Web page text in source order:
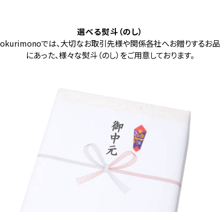
選べる熨斗（のし）
okurimonoでは、大切なお取引先様や関係各社へお贈りするお品
にあった、様々な熨斗（のし）をご用意しております。